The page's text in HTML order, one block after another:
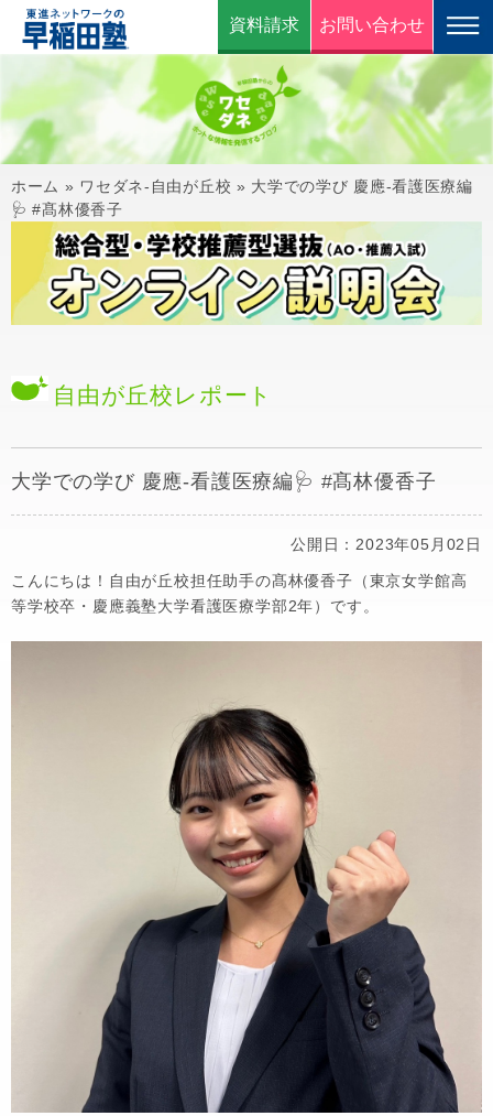
資料請求 お問い合わせ
ホーム » ワセダネ-自由が丘校 » 大学での学び 慶應-看護医療編
🩺 #髙林優香子
自由が丘校 レポート
大学での学び 慶應-看護医療編🩺 #髙林優香子
公開日：2023年05月02日
こんにちは！自由が丘校担任助手の髙林優香子（東京女学館高
等学校卒・慶應義塾大学看護医療学部2年）です。